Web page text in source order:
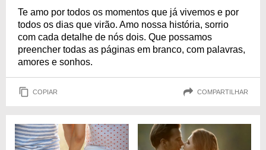
Te amo por todos os momentos que já vivemos e por
todos os dias que virão. Amo nossa história, sorrio
com cada detalhe de nós dois. Que possamos
preencher todas as páginas em branco, com palavras,
amores e sonhos.
COPIAR COMPARTILHAR